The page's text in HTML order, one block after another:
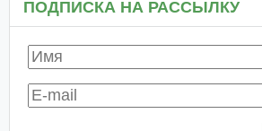
ПОДПИСКА НА РАССЫЛКУ